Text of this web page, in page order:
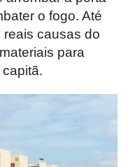
o fogo. Até
causas do
para